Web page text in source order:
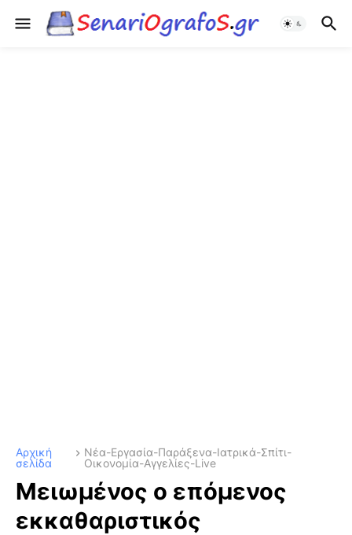
Αρχική
σελίδα
Νέα-Εργασία-Παράξενα-Ιατρικά-Σπίτι-
Οικονομία-Αγγελίες-Live
Μειωμένος ο επόμενος
εκκαθαριστικός